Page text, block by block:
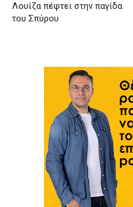
Λουίζα πέφτει στην παγίδα
του Σπύρου